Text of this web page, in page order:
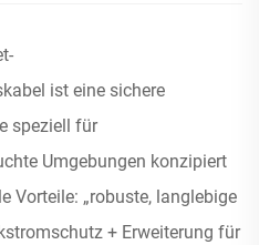
ist eine sichere
speziell für
Umgebungen konzipiert
Vorteile: „robuste, langlebige
+ Erweiterung für